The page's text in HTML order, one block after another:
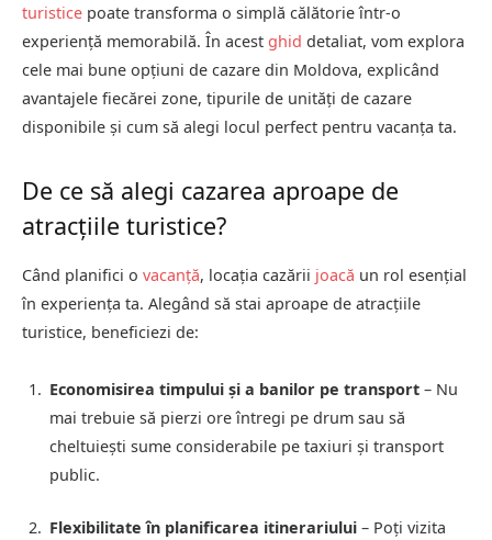
turistice poate transforma o simplă călătorie într-o
experiență memorabilă. În acest ghid detaliat, vom explora
cele mai bune opțiuni de cazare din Moldova, explicând
avantajele fiecărei zone, tipurile de unități de cazare
disponibile și cum să alegi locul perfect pentru vacanța ta.
De ce să alegi cazarea aproape de
atracțiile turistice?
Când planifici o vacanță, locația cazării joacă un rol esențial
în experiența ta. Alegând să stai aproape de atracțiile
turistice, beneficiezi de:
Economisirea timpului și a banilor pe transport – Nu
mai trebuie să pierzi ore întregi pe drum sau să
cheltuiești sume considerabile pe taxiuri și transport
public.
Flexibilitate în planificarea itinerariului – Poți vizita